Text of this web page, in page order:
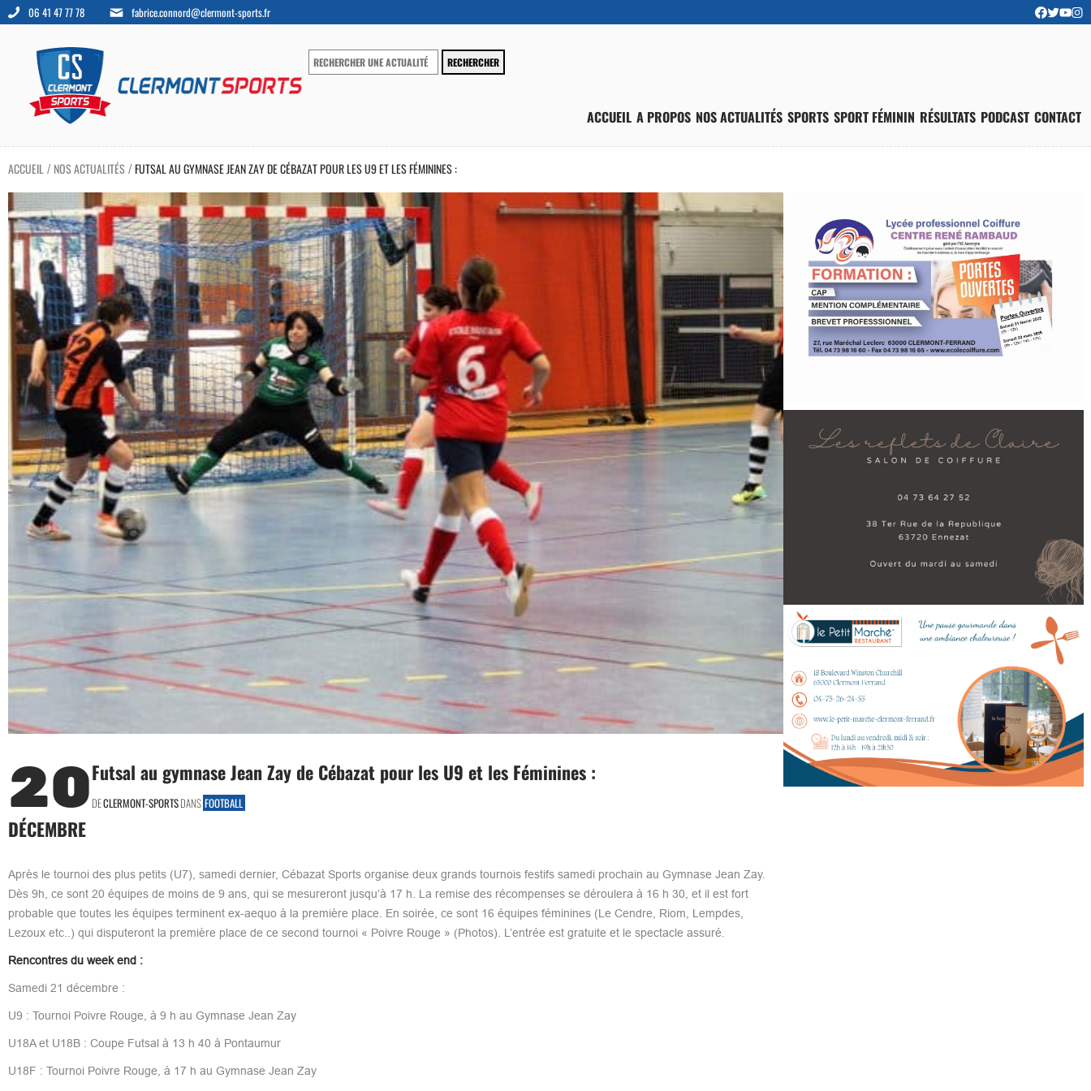
06 41 47 77 78 fabrice.connord@clermont-sports.fr
ACCUEIL A PROPOS NOS ACTUALITÉS SPORTS SPORT FÉMININ RÉSULTATS PODCAST CONTACT
ACCUEIL / NOS ACTUALITÉS/FUTSAL AU GYMNASE JEAN ZAY DE CÉBAZAT POUR LES U9 ET LES FÉMININES :
20
DÉCEMBRE
Futsal au gymnase Jean Zay de Cébazat pour les U9 et les Féminines :
DECLERMONT-SPORTSDANS FOOTBALL
Après le tournoi des plus petits (U7), samedi dernier, Cébazat Sports organise deux grands tournois festifs samedi prochain au Gymnase Jean Zay.
Dès 9h, ce sont 20 équipes de moins de 9 ans, qui se mesureront jusqu’à 17 h. La remise des récompenses se déroulera à 16 h 30, et il est fort
probable que toutes les équipes terminent ex-aequo à la première place. En soirée, ce sont 16 équipes féminines (Le Cendre, Riom, Lempdes,
Lezoux etc..) qui disputeront la première place de ce second tournoi « Poivre Rouge » (Photos). L’entrée est gratuite et le spectacle assuré.
Rencontres du week end :
Samedi 21 décembre :
U9 : Tournoi Poivre Rouge, à 9 h au Gymnase Jean Zay
U18A et U18B : Coupe Futsal à 13 h 40 à Pontaumur
U18F : Tournoi Poivre Rouge, à 17 h au Gymnase Jean Zay